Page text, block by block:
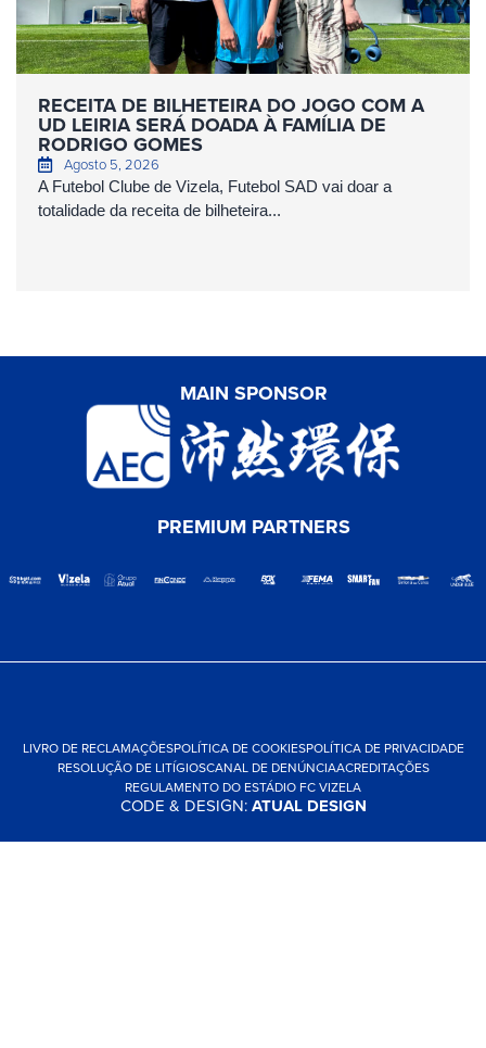
RECEITA DE BILHETEIRA DO JOGO COM A
UD LEIRIA SERÁ DOADA À FAMÍLIA DE
RODRIGO GOMES
Agosto 5, 2026
A Futebol Clube de Vizela, Futebol SAD vai doar a
totalidade da receita de bilheteira...
MAIN SPONSOR
PREMIUM PARTNERS
LIVRO DE RECLAMAÇÕESPOLÍTICA DE COOKIESPOLÍTICA DE PRIVACIDADE
RESOLUÇÃO DE LITÍGIOSCANAL DE DENÚNCIAACREDITAÇÕES
REGULAMENTO DO ESTÁDIO FC VIZELA
CODE & DESIGN:ATUAL DESIGN